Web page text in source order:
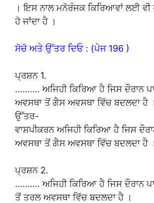
। ਇਸ ਨਾਲ ਮਨੋਰੰਜਕ ਕਿਰਿਆਵਾਂ ਲਈ ਵੀ
ਹੋ ਜਾਂਦਾ ਹੈ ।
ਸੋਚੋ ਅਤੇ ਉੱਤਰ ਦਿਓ : (ਪੇਜ 196 )
ਪ੍ਰਸ਼ਨ 1.
………. ਅਜਿਹੀ ਕਿਰਿਆ ਹੈ ਜਿਸ ਦੌਰਾਨ
ਅਵਸਥਾ ਤੋਂ ਗੈਸ ਅਵਸਥਾ ਵਿੱਚ ਬਦਲਦਾ ਹੈ ।
ਉੱਤਰ-
ਵਾਸ਼ਪੀਕਰਨ ਅਜਿਹੀ ਕਿਰਿਆ ਹੈ ਜਿਸ
ਅਵਸਥਾ ਤੋਂ ਗੈਸ ਅਵਸਥਾ ਵਿੱਚ ਬਦਲਦਾ ਹੈ ।
ਪ੍ਰਸ਼ਨ 2.
………. ਅਜਿਹੀ ਕਿਰਿਆ ਹੈ ਜਿਸ ਦੌਰਾਨ
ਤੋਂ ਤਰਲ ਅਵਸਥਾ ਵਿੱਚ ਬਦਲਦਾ ਹੈ ।